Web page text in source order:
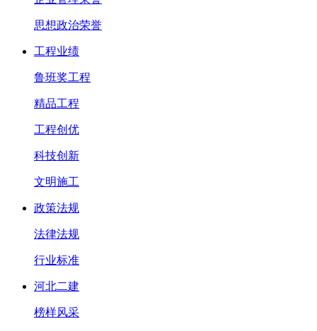
思想政治荣誉
工程业绩
鲁班奖工程
精品工程
工程创优
科技创新
文明施工
政策法规
法律法规
行业标准
河北二建
榜样风采